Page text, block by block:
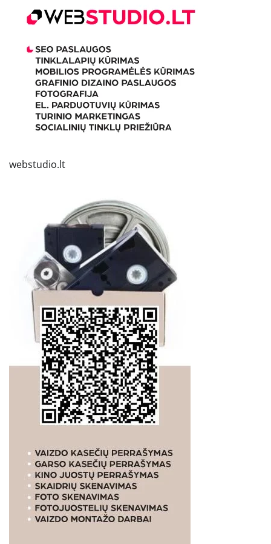
webstudio.lt